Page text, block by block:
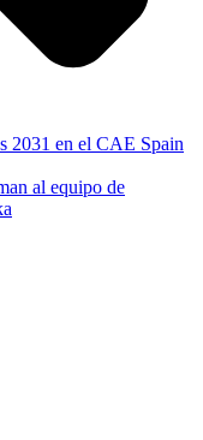
2031 en el CAE Spain
al equipo de